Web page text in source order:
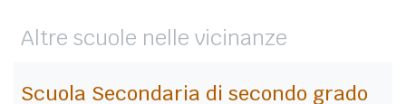
Altre scuole nelle vicinanze
Scuola Secondaria di secondo grado